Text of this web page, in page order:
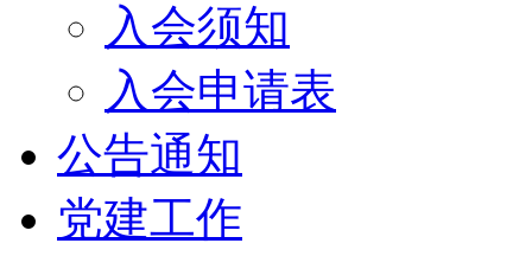
入会须知
入会申请表
公告通知
党建工作